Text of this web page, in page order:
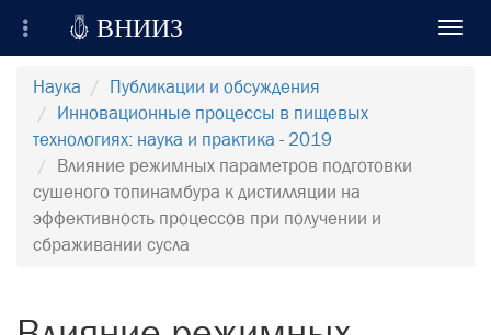
Всероссийский Научно-Исследовательский
Институт Зерна и продуктов его переработки
Регистрация
Вход на сайт
Отправить сообщение
 ВНИИЗ
Наука
Публикации и обсуждения
Инновационные процессы в пищевых
технологиях: наука и практика - 2019
Влияние режимных параметров подготовки
сушеного топинамбура к дистилляции на
эффективность процессов при получении и
сбраживании сусла